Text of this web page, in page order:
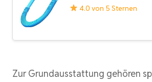
4.0 von 5 Sternen
Zur Grundausstattung gehören